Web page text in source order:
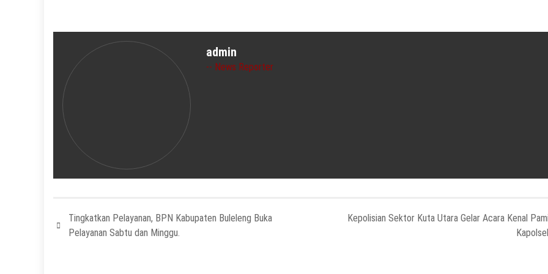
admin
News Reporter
Tingkatkan Pelayanan, BPN Kabupaten Buleleng Buka
Pelayanan Sabtu dan Minggu.
Kepolisian Sektor Kuta Utara Gelar Acara Kenal